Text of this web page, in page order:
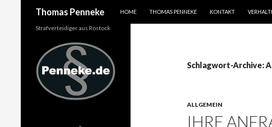
Thomas Penneke
HOME
THOMAS PENNEKE KONTAKT
Schlagwort-Archive:
ALLGEMEIN
IHRE
Strafverteidiger aus Rostock